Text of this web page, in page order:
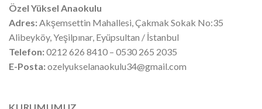
Özel Yüksel Anaokulu
Adres:Akşemsettin Mahallesi, Çakmak Sokak No:35
Alibeyköy, Yeşilpınar, Eyüpsultan / İstanbul
Telefon:0212 626 8410 – 0530 265 2035
E-Posta:ozelyukselanaokulu34@gmail.com